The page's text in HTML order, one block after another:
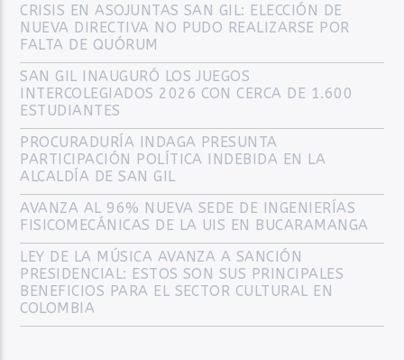
CRISIS EN ASOJUNTAS SAN GIL: ELECCIÓN DE
NUEVA DIRECTIVA NO PUDO REALIZARSE POR
FALTA DE QUÓRUM
SAN GIL INAUGURÓ LOS JUEGOS
INTERCOLEGIADOS 2026 CON CERCA DE 1.600
ESTUDIANTES
PROCURADURÍA INDAGA PRESUNTA
PARTICIPACIÓN POLÍTICA INDEBIDA EN LA
ALCALDÍA DE SAN GIL
AVANZA AL 96% NUEVA SEDE DE INGENIERÍAS
FISICOMECÁNICAS DE LA UIS EN BUCARAMANGA
LEY DE LA MÚSICA AVANZA A SANCIÓN
PRESIDENCIAL: ESTOS SON SUS PRINCIPALES
BENEFICIOS PARA EL SECTOR CULTURAL EN
COLOMBIA